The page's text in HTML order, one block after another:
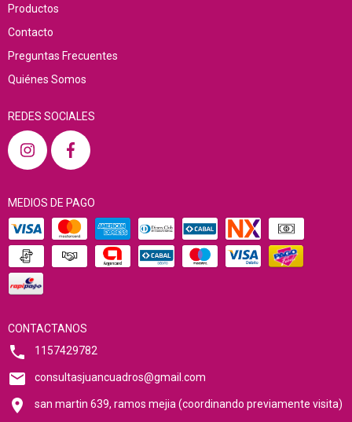
Productos
Contacto
Preguntas Frecuentes
Quiénes Somos
REDES SOCIALES
MEDIOS DE PAGO
CONTACTANOS
1157429782
consultasjuancuadros@gmail.com
san martin 639, ramos mejia (coordinando previamente visita)